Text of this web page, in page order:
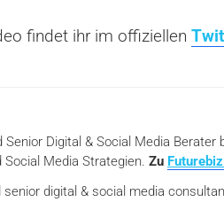
findet ihr im offiziellen
Senior Digital & Social Media Berater
Media Strategien. Zu
digital & social media